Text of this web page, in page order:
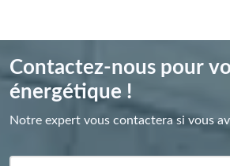
Contactez-nous pour
énergétique !
Notre expert vous contactera si vous